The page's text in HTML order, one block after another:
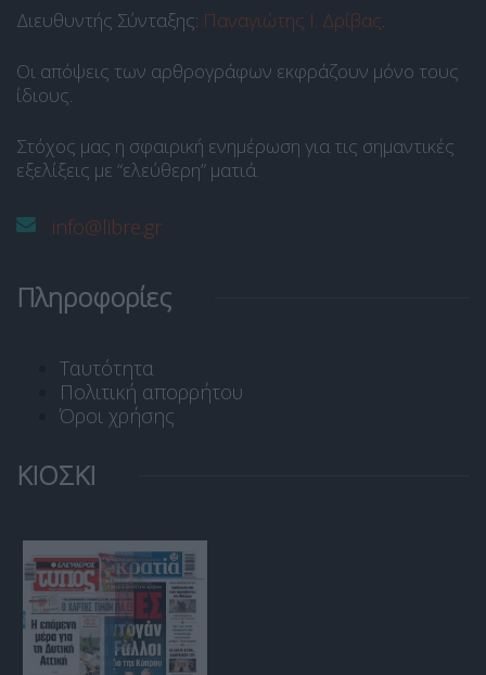
Διευθυντής Σύνταξης: Παναγιώτης Ι. Δρίβας.
Οι απόψεις των αρθρογράφων εκφράζουν μόνο τους
ίδιους.
Στόχος μας η σφαιρική ενημέρωση για τις σημαντικές
εξελίξεις με “ελεύθερη” ματιά.
info@libre.gr
Πληροφορίες
Ταυτότητα
Πολιτική απορρήτου
Όροι χρήσης
ΚΙΟΣΚΙ